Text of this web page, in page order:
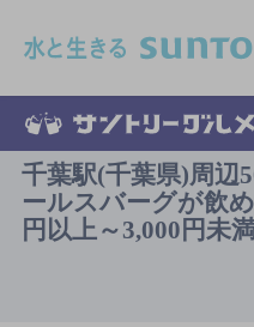
千葉駅(千葉県)周辺
ールスバーグが飲
円以上～3,000円未